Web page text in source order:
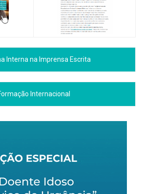
Interna na Imprensa Escrita
Internacional